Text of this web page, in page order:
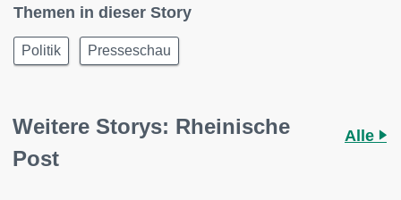
Themen in dieser Story
Politik Presseschau
Weitere Storys: Rheinische
Post
Alle